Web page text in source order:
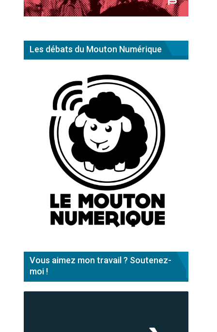
Les débats du Mouton Numérique
Vous aimez mon travail ? Soutenez-
moi !